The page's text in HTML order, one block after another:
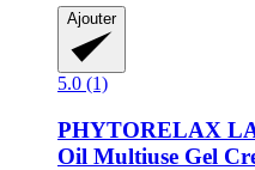
Ajouter
5.0 (1)
PHYTORELAX
Oil Multiuse Gel